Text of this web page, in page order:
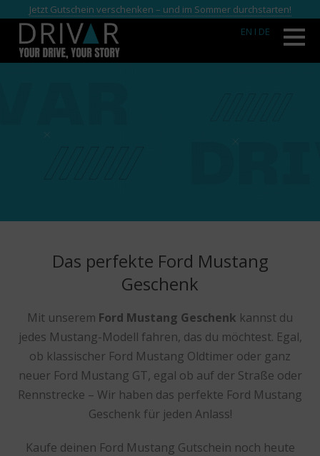
Jetzt Gutschein verschenken – und im Sommer durchstarten!
EN I DE
Das perfekte Ford Mustang
Geschenk
Mit unserem Ford Mustang Geschenk kannst du
jedes Mustang-Modell fahren, das du möchtest. Egal,
ob klassischer Ford Mustang Oldtimer oder ganz
neuer Ford Mustang GT, egal ob auf der Straße oder
Rennstrecke – Wir haben das perfekte Ford Mustang
Geschenk für jeden Anlass!
Kaufe deinen Ford Mustang Gutschein noch heute